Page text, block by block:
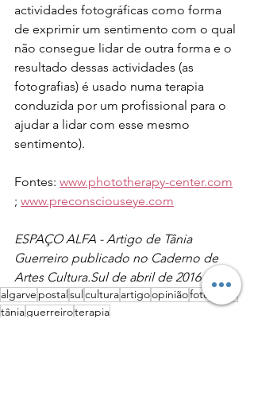
actividades fotográficas como forma
de exprimir um sentimento com o qual
não consegue lidar de outra forma e o
resultado dessas actividades (as
fotografias) é usado numa terapia
conduzida por um profissional para o
ajudar a lidar com esse mesmo
sentimento).
Fontes: www.phototherapy-center.com
; www.preconsciouseye.com
ESPAÇO ALFA - Artigo de Tânia
Guerreiro publicado no Caderno de
Artes Cultura.Sul de abril de 2016
algarve postalsulculturaartigoopiniãofotografia
tâniaguerreiroterapia